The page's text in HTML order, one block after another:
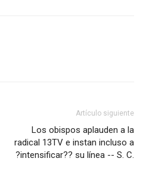
Artículo siguiente
Los obispos aplauden a la
radical 13TV e instan incluso a
?intensificar?? su línea -- S. C.